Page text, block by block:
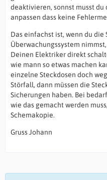
deaktivieren, sonnst musst
anpassen dass keine
Das einfachst ist, wenn du die
Überwachungssystem
Deinen Elektriker direkt
wie mann so etwas machen
einzelne Steckdosen doch
Störfall, dann müssen die
Sicherungen haben. Bei
wie das gemacht werden
Schemakopie.
Gruss Johann